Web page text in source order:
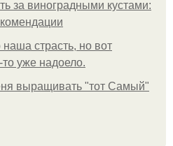
за виноградными кустами:
страсть, но вот
то уже надоело.
выращивать "тот Самый"